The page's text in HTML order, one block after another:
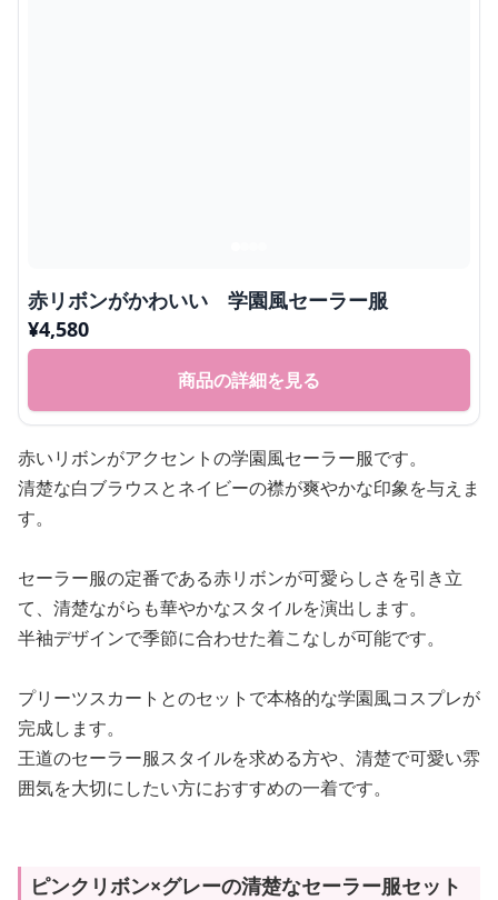
赤リボンがかわいい 学園風セーラー服
¥4,580
商品の詳細を見る
赤いリボンがアクセントの学園風セーラー服です。
清楚な白ブラウスとネイビーの襟が爽やかな印象を与えま
す。
セーラー服の定番である赤リボンが可愛らしさを引き立
て、清楚ながらも華やかなスタイルを演出します。
半袖デザインで季節に合わせた着こなしが可能です。
プリーツスカートとのセットで本格的な学園風コスプレが
完成します。
王道のセーラー服スタイルを求める方や、清楚で可愛い雰
囲気を大切にしたい方におすすめの一着です。
ピンクリボン×グレーの清楚なセーラー服セット